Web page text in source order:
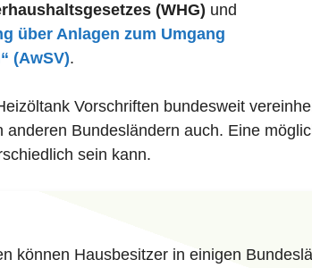
(WHG) und
über Anlagen zum Umgang
(AwSV).
Vorschriften bundesweit
Bundesländern auch. Eine
sein kann.
können Hausbesitzer in einigen